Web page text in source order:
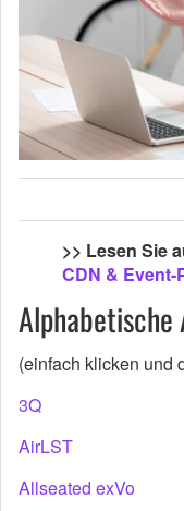
>> Lesen Sie
CDN & Event-
(einfach klicken und
3Q
AirLST
Allseated exVo